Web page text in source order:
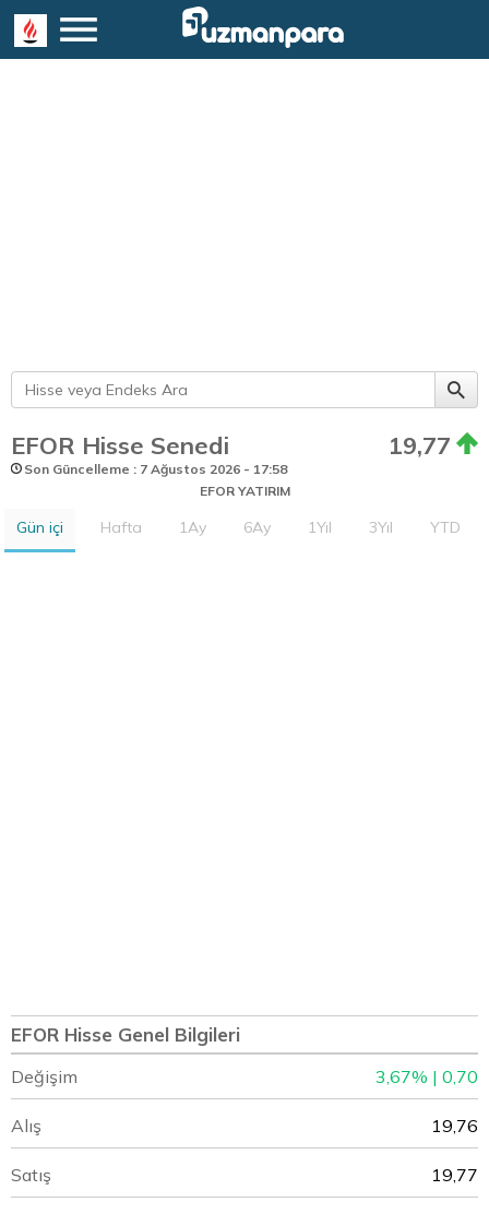
EFOR Hisse Senedi 19,77
Son Güncelleme : 7 Ağustos 2026 - 17:58
EFOR YATIRIM
Gün içi Hafta 1Ay 6Ay 1Yıl 3Yıl YTD
EFOR Hisse Genel Bilgileri
Değişim 3,67% | 0,70
Alış 19,76
Satış 19,77